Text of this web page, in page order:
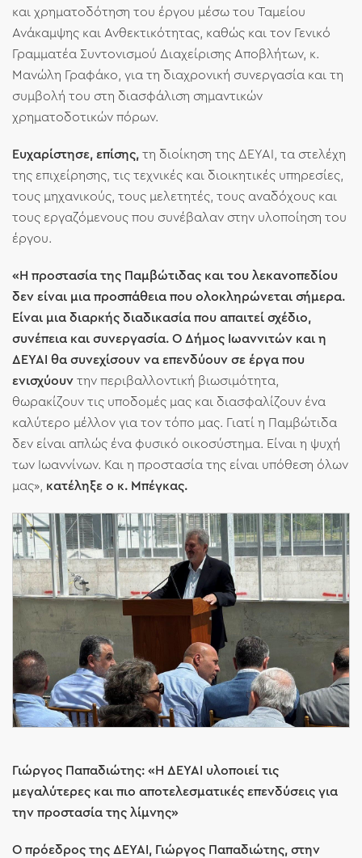
και χρηματοδότηση του έργου μέσω του Ταμείου
Ανάκαμψης και Ανθεκτικότητας, καθώς και τον Γενικό
Γραμματέα Συντονισμού Διαχείρισης Αποβλήτων, κ.
Μανώλη Γραφάκο, για τη διαχρονική συνεργασία και τη
συμβολή του στη διασφάλιση σημαντικών
χρηματοδοτικών πόρων.
Ευχαρίστησε, επίσης, τη διοίκηση της ΔΕΥΑΙ, τα στελέχη
της επιχείρησης, τις τεχνικές και διοικητικές υπηρεσίες,
τους μηχανικούς, τους μελετητές, τους αναδόχους και
τους εργαζόμενους που συνέβαλαν στην υλοποίηση του
έργου.
«Η προστασία της Παμβώτιδας και του λεκανοπεδίου
δεν είναι μια προσπάθεια που ολοκληρώνεται σήμερα.
Είναι μια διαρκής διαδικασία που απαιτεί σχέδιο,
συνέπεια και συνεργασία. Ο Δήμος Ιωαννιτών και η
ΔΕΥΑΙ θα συνεχίσουν να επενδύουν σε έργα που
ενισχύουν την περιβαλλοντική βιωσιμότητα,
θωρακίζουν τις υποδομές μας και διασφαλίζουν ένα
καλύτερο μέλλον για τον τόπο μας. Γιατί η Παμβώτιδα
δεν είναι απλώς ένα φυσικό οικοσύστημα. Είναι η ψυχή
των Ιωαννίνων. Και η προστασία της είναι υπόθεση όλων
μας», κατέληξε ο κ. Μπέγκας.
Γιώργος Παπαδιώτης: «Η ΔΕΥΑΙ υλοποιεί τις
μεγαλύτερες και πιο αποτελεσματικές επενδύσεις για
την προστασία της λίμνης»
Ο πρόεδρος της ΔΕΥΑΙ, Γιώργος Παπαδιώτης, στην